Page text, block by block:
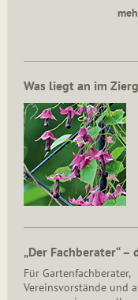
Was liegt an im
„Der Fachberater“
Für Gartenfachberater,
Vereinsvorstände und